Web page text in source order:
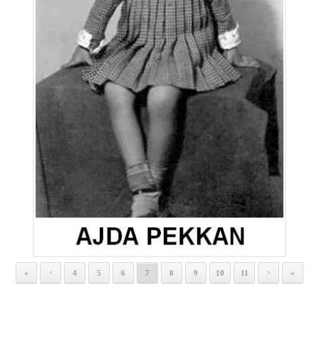
« < 4 5 6 7 8 9 10 11 > »